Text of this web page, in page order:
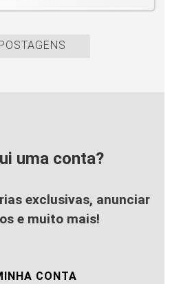
uma conta?
exclusivas, anunciar
e muito mais!
CONTA